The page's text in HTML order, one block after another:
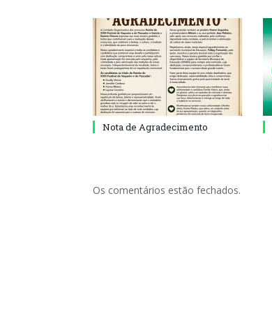
Nota de Agradecimento
Os comentários estão fechados.